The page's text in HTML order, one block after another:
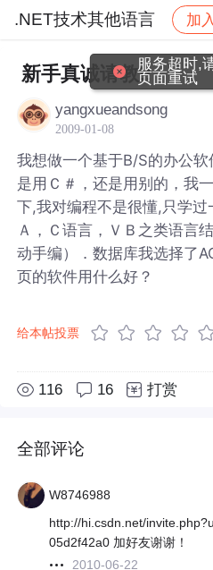
.NET技术其他语言 加入
社区 .NET技术其他语言
新手真诚请教!!
yangxueandsong
2009-01-08
我想做一个基于B/S的办公
是用Ｃ＃，还是用别的，我
下,我对编程不是很懂,只学过
Ａ，Ｃ语言，ＶＢ之类语言
动手编）．数据库我选择了
页的软件用什么好？
给本帖投票
116 16 打赏
全部评论
W8746988
http://hi.csdn.net/
05d2f42a0 加好友谢谢！
2010-06-22
服务超时,
页面重试